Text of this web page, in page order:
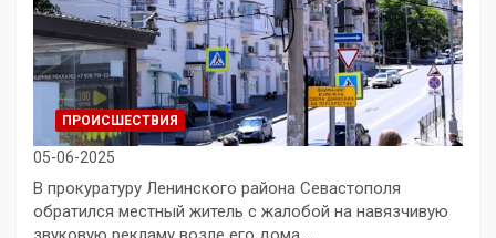
ПРОИСШЕСТВИЯ
05-06-2025
В прокуратуру Ленинского района Севастополя
обратился местный житель с жалобой на навязчивую